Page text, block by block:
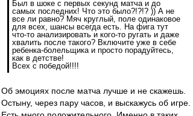
Был в шоке с первых секунд матча и до
самых последних! Что это было?!?!? )) А не
все ли равно? Мяч круглый, поле одинаковое
для всех, шансы всегда есть. На фига тут
что-то анализировать и кого-то ругать и даже
хвалить после такого? Включите уже в себе
ребенка-болельщика и просто порадуйтесь,
как в детстве!
Всех с победой!!!!
Об эмоциях после матча лучше и не скажешь.
Остыну, через пару часов, и выскажусь об игре.